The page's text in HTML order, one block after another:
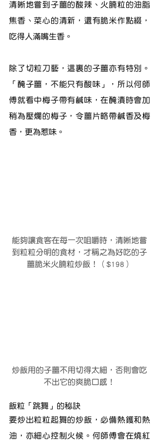
清晰地嘗到子薑的酸辣、火腩粒的油脂
焦香、菜心的清新，還有脆米作點綴，
吃得人滿嘴生香。
除了切粒刀藝，這裏的子薑亦有特別。
「醃子薑，不能只有酸味」，所以何師
傅就看中梅子帶有鹹味，在醃漬時會加
稍為壓爛的梅子，令薑片略帶鹹香及梅
香，更為惹味。
能夠讓食客在每一次咀嚼時，清晰地嘗
到粒粒分明的食材，才稱之為好吃的子
薑脆米火腩粒炒飯！（$198）
炒飯用的子薑不用切得太細，否則會吃
不出它的爽脆口感！
飯粒「跳舞」的秘訣
要炒出粒粒起舞的炒飯，必備熱鑊和熱
油，亦細心控制火候。何師傅會在燒紅